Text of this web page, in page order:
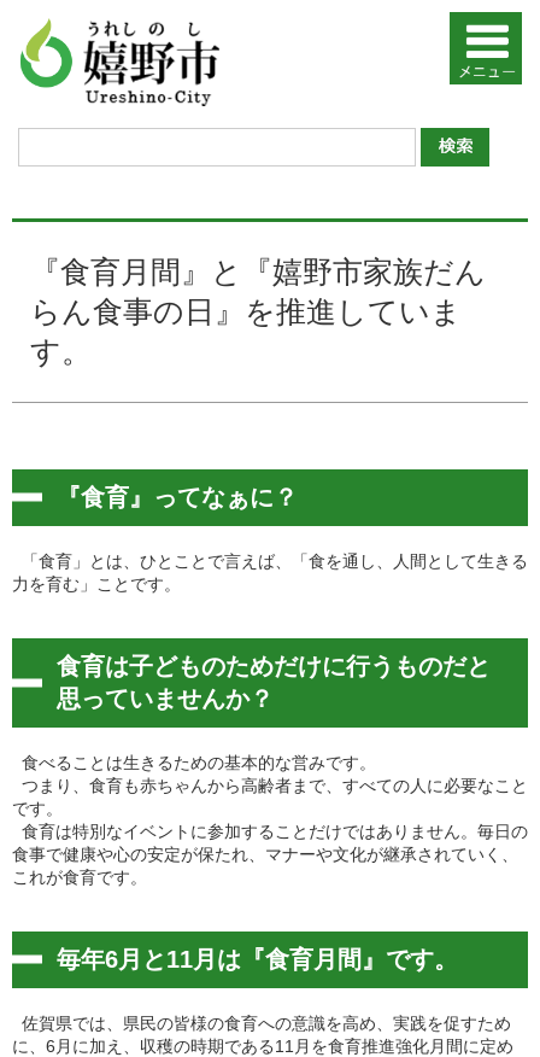
『食育月間』と『嬉野市家族だん
らん食事の日』を推進していま
す。
『食育』ってなぁに？
「食育」とは、ひとことで言えば、「食を通し、人間として生きる
力を育む」ことです。
食育は子どものためだけに行うものだと
思っていませんか？
食べることは生きるための基本的な営みです。
つまり、食育も赤ちゃんから高齢者まで、すべての人に必要なこと
です。
食育は特別なイベントに参加することだけではありません。毎日の
食事で健康や心の安定が保たれ、マナーや文化が継承されていく、
これが食育です。
毎年6月と11月は『食育月間』です。
佐賀県では、県民の皆様の食育への意識を高め、実践を促すため
に、6月に加え、収穫の時期である11月を食育推進強化月間に定め